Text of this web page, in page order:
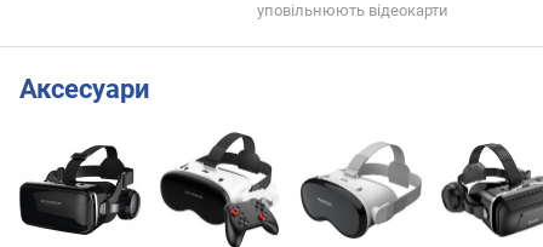
уповільнюють відеокарти
Аксесуари